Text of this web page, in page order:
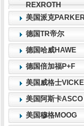
REXROTH
美国派克
德国TR帝尔
德国哈威HAWE
德国倍加福P+F
美国威格士
美国阿斯卡ASCO
美国穆格MOOG